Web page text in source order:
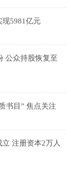
5981亿元
公众持股恢复至
书目” 焦点关注
注册资本2万人